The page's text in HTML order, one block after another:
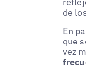
de
En
que
vez